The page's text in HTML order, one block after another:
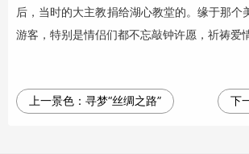
后，当时的大主教捐给湖心教堂的。缘于那个
游客，特别是情侣们都不忘敲钟许愿，祈祷爱
上一景色： 寻梦“丝绸之路” 下